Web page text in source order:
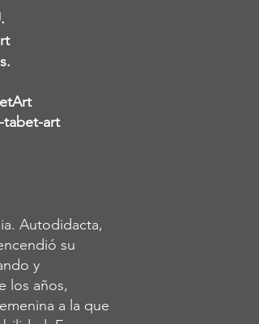
tabet-art
Autodidacta,
su
y
los años,
a la que